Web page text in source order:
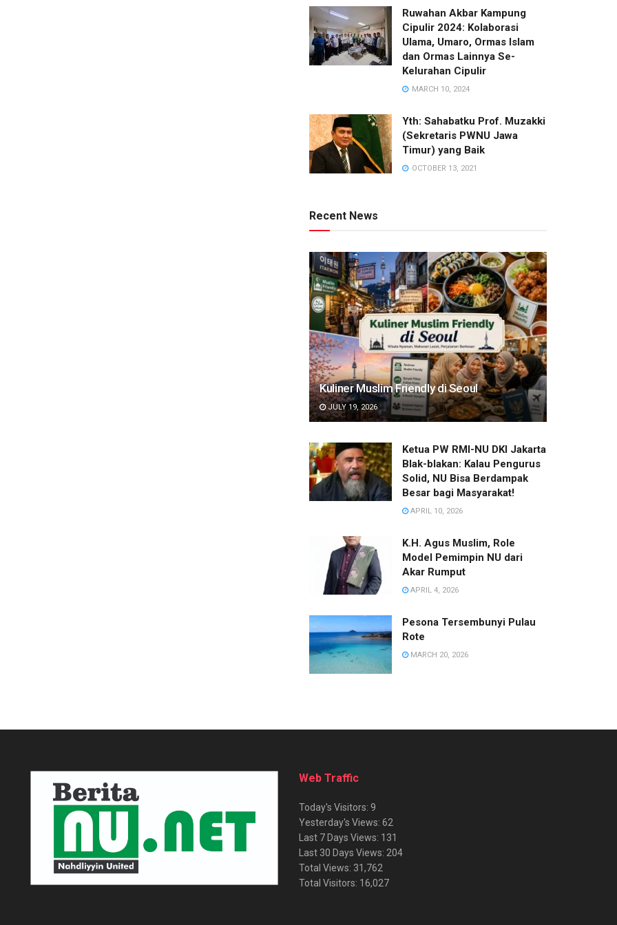
Ruwahan Akbar Kampung
Cipulir 2024: Kolaborasi
Ulama, Umaro, Ormas Islam
dan Ormas Lainnya Se-
Kelurahan Cipulir
MARCH 10, 2024
Yth: Sahabatku Prof. Muzakki
(Sekretaris PWNU Jawa
Timur) yang Baik
OCTOBER 13, 2021
Recent News
Kuliner Muslim Friendly di Seoul
JULY 19, 2026
Ketua PW RMI-NU DKI Jakarta
Blak-blakan: Kalau Pengurus
Solid, NU Bisa Berdampak
Besar bagi Masyarakat!
APRIL 10, 2026
K.H. Agus Muslim, Role
Model Pemimpin NU dari
Akar Rumput
APRIL 4, 2026
Pesona Tersembunyi Pulau
Rote
MARCH 20, 2026
Web Traffic
Today's Visitors: 9
Yesterday's Views: 62
Last 7 Days Views: 131
Last 30 Days Views: 204
Total Views: 31,762
Total Visitors: 16,027